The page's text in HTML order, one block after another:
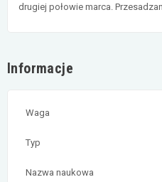
drugiej połowie marca.
Informacje
Waga
Typ
Nazwa naukowa